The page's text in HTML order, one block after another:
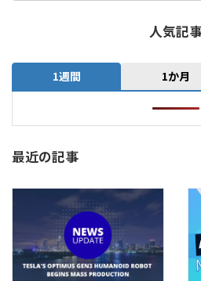
人気記
1週間 1か月
最近の記事